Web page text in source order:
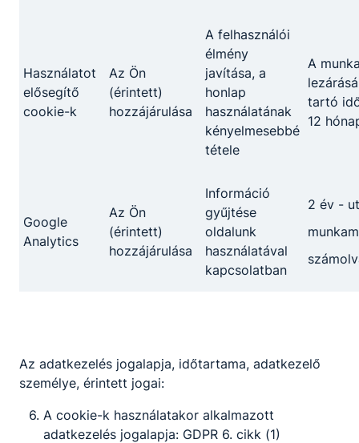
Használatot
elősegítő
cookie-k
Az Ön
(érintett)
hozzájárulása
A felhasználói
élmény
javítása, a
honlap
használatának
kényelmesebbé
tétele
A
tartó
12
Google
Analytics
Az Ön
(érintett)
hozzájárulása
Információ
gyűjtése
oldalunk
használatával
kapcsolatban
2 év -
Az adatkezelés jogalapja, időtartama, adatkezelő
személye, érintett jogai:
A cookie-k használatakor alkalmazott
adatkezelés jogalapja: GDPR 6. cikk (1)